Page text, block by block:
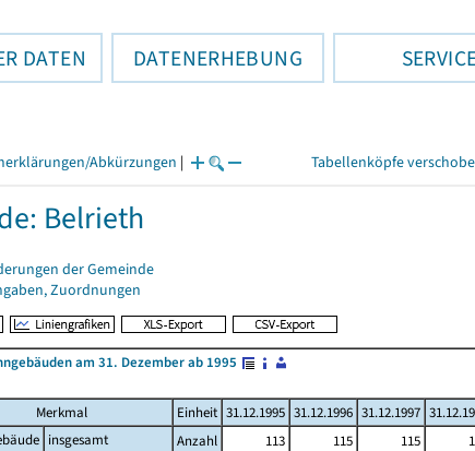
DATEN DATENERHEBUNG
Abkürzungen | Tabellenköpfe
Belrieth
der Gemeinde
Zuordnungen
am 31. Dezember ab 1995
Merkmal Einheit 31.12.1995 31.12.1996 31.12.1997
insgesamt Anzahl 113 115 115